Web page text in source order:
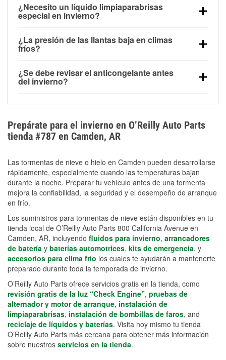
debajo de los 32 °F y puede perder hasta la mitad de
su potencia de arranque cerca de los 0 °F, lo que
arranque.
¿Necesito un líquido limpiaparabrisas
especial en invierno?
la congelación y ayuda a disolver la sal y la nieve
derretida en la carretera para mejorar la visibilidad.
¿La presión de las llantas baja en climas
fríos?
alrededor de 1 PSI por cada 10 °F que baja la
temperatura. Puedes obtener más información sobre
¿Se debe revisar el anticongelante antes
del invierno?
el sobrecalentamiento en condiciones de frío
extremo. Aprende cómo comprobar la protección
anticongelante en nuestra sección How-To.
Prepárate para el invierno en O’Reilly Auto Parts
tienda #787 en Camden, AR
Las tormentas de nieve o hielo en Camden pueden desarrollarse
rápidamente, especialmente cuando las temperaturas bajan
durante la noche. Preparar tu vehículo antes de una tormenta
mejora la confiabilidad, la seguridad y el desempeño de arranque
en frío.
Los suministros para tormentas de nieve están disponibles en tu
tienda local de O’Reilly Auto Parts 800 California Avenue en
Camden, AR, incluyendo fluidos para invierno, arrancadores
de batería y baterías automotrices, kits de emergencia, y
accesorios para clima frío los cuales te ayudarán a mantenerte
preparado durante toda la temporada de invierno.
O’Reilly Auto Parts ofrece servicios gratis en la tienda, como
revisión gratis de la luz “Check Engine”, pruebas de
alternador y motor de arranque, instalación de
limpiaparabrisas, instalación de bombillas de faros, and
reciclaje de líquidos y baterías. Visita hoy mismo tu tienda
O’Reilly Auto Parts más cercana para obtener más información
sobre nuestros servicios en la tienda.